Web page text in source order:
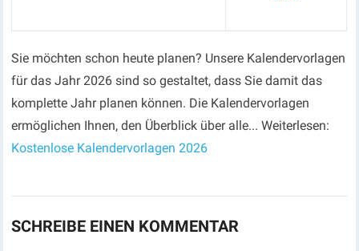
Sie möchten schon heute planen? Unsere Kalendervorlagen
für das Jahr 2026 sind so gestaltet, dass Sie damit das
komplette Jahr planen können. Die Kalendervorlagen
ermöglichen Ihnen, den Überblick über alle... Weiterlesen:
Kostenlose Kalendervorlagen 2026
SCHREIBE EINEN KOMMENTAR